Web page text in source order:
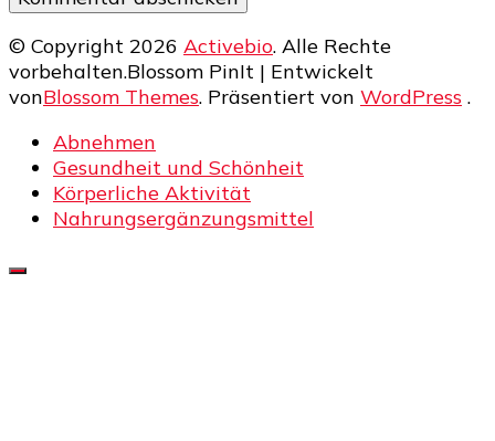
© Copyright 2026 Activebio. Alle Rechte
vorbehalten.Blossom PinIt | Entwickelt
vonBlossom Themes. Präsentiert von WordPress .
Abnehmen
Gesundheit und Schönheit
Körperliche Aktivität
Nahrungsergänzungsmittel